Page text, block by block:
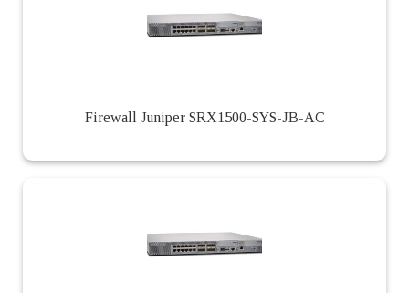
Firewall Juniper SRX1500-SYS-JB-AC